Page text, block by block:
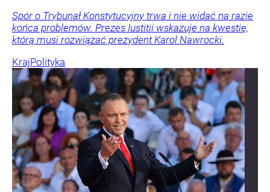
Spór o Trybunał Konstytucyjny trwa i nie widać na razie
końca problemów. Prezes Iustitii wskazuje na kwestię,
którą musi rozwiązać prezydent Karol Nawrocki.
KrajPolityka